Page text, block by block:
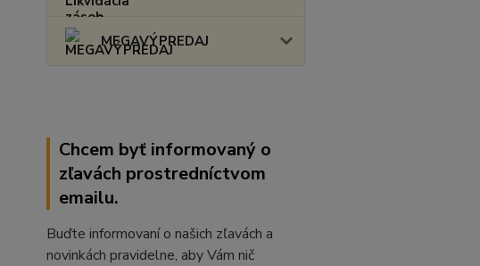
MEGAVÝPREDAJ
Chcem byť informovaný o
zľavách prostredníctvom
emailu.
Buďte informovaní o našich zľavách a
novinkách pravidelne, aby Vám nič